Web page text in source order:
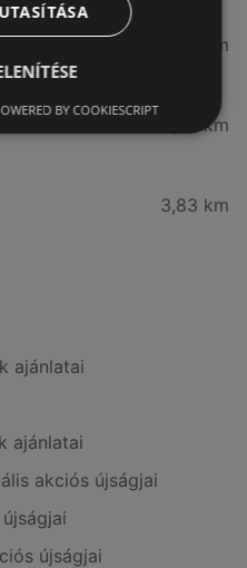
3,28 km
3,57 km
3,83 km
ajánlatai
ajánlatai
akciós újságjai
újságjai
BY COOKIESCRIPT